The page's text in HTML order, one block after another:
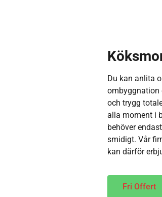
Du kan anlita
ombyggnation
och trygg
alla moment i
behöver
smidigt. Vår
kan därför
Fri Offert